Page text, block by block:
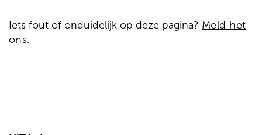
Iets fout of onduidelijk op deze pagina? Meld het
ons.